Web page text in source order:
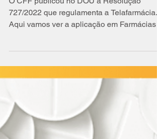
Entenda o que é e
Como Atuar na
Telefarmácia
O CFF publicou no DOU a Resolução
727/2022 que regulamenta a Telafarmácia.
Aqui vamos ver a aplicação em Farmácias
Drogarias.